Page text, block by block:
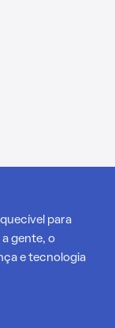
para
gente, o
e tecnologia